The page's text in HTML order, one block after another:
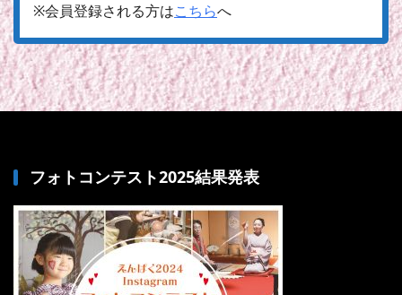
※会員登録される方はこちらへ
フォトコンテスト2025結果発表